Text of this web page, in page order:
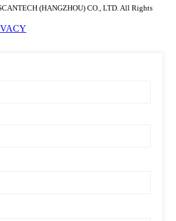
(HANGZHOU) CO., LTD. All Rights